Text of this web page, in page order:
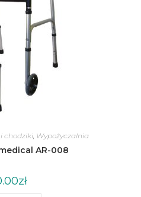
chodziki, Wypożyczalnia
AR-008
zł